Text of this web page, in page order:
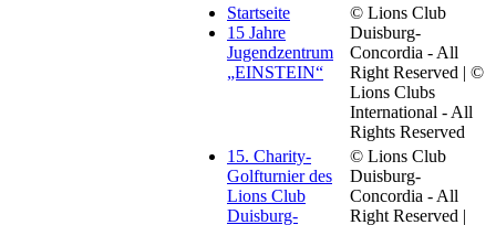
Startseite
15 Jahre
Jugendzentrum
„EINSTEIN“
© Lions Club
Duisburg-
Concordia - All
Right Reserved | ©
Lions Clubs
International - All
Rights Reserved
15. Charity-
Golfturnier des
Lions Club
Duisburg-
© Lions Club
Duisburg-
Concordia - All
Right Reserved |